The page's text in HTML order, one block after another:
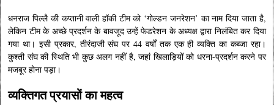
धनराज पिल्लै की कप्तानी वाली हॉकी टीम को ‘गोल्डन जनरेशन’ का नाम दिया जाता है,
लेकिन टीम के अच्छे प्रदर्शन के बावजूद उन्हें फेडरेशन के अध्यक्ष द्वारा निलंबित कर दिया
गया था। इसी प्रकार, तीरंदाजी संघ पर 44 वर्षों तक एक ही व्यक्ति का कब्जा रहा।
कुश्ती संघ की स्थिति भी कुछ अलग नहीं है, जहां खिलाड़ियों को धरना-प्रदर्शन करने पर
मजबूर होना पड़ा।
व्यक्तिगत प्रयासों का महत्व